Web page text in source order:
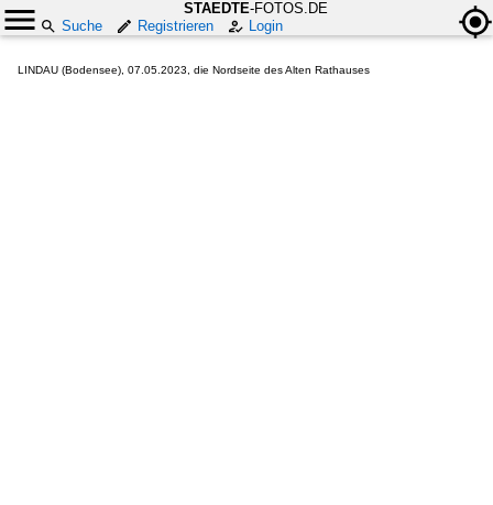
STAEDTE-FOTOS.DE
Suche
Registrieren Login
LINDAU (Bodensee), 07.05.2023, die Nordseite des Alten Rathauses